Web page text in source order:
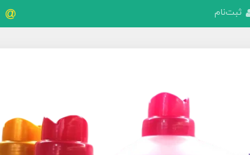
ثبت‌نام